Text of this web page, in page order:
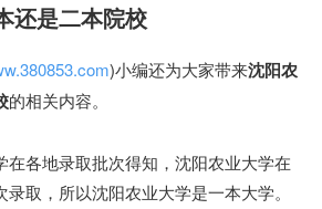
还是二本院校
)小编还为大家带来沈阳农
的相关内容。
在各地录取批次得知，沈阳农业大学在
取，所以沈阳农业大学是一本大学。